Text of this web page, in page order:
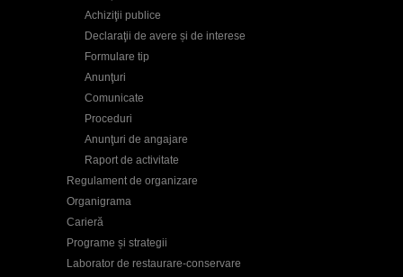
Achiziţii publice
Declaraţii de avere și de interese
Formulare tip
Anunţuri
Comunicate
Proceduri
Anunţuri de angajare
Raport de activitate
Regulament de organizare
Organigrama
Carieră
Programe și strategii
Laborator de restaurare-conservare